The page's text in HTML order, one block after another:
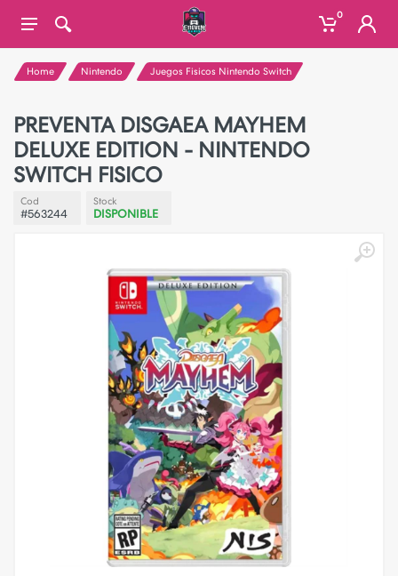
0
Home Nintendo Juegos Fisicos Nintendo Switch
PREVENTA DISGAEA MAYHEM
DELUXE EDITION - NINTENDO
SWITCH FISICO
Cod
#563244
Stock
DISPONIBLE